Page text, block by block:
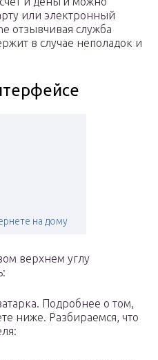
или электронный
отзывчивая служба
в случае неполадок и
на дому
верхнем углу
Подробнее о том,
ниже. Разбираемся, что